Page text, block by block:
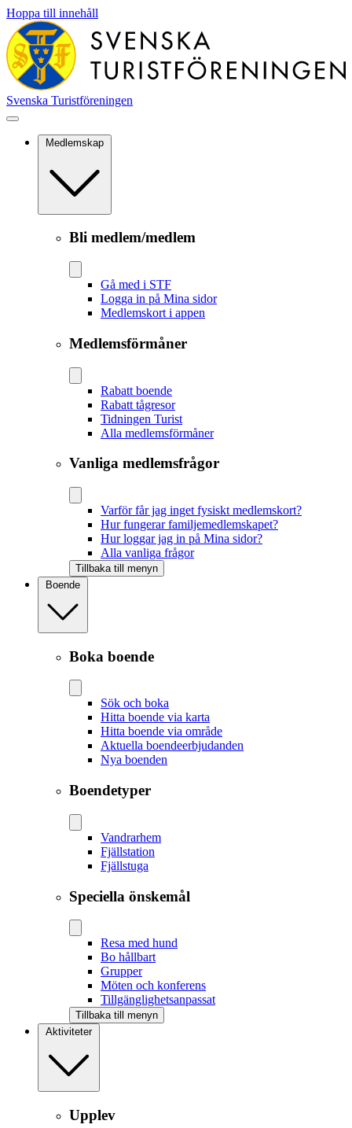
Hoppa till innehåll
Svenska Turistföreningen
Medlemskap
Bli medlem/medlem
Gå med i STF
Logga in på Mina sidor
Medlemskort i appen
Medlemsförmåner
Rabatt boende
Rabatt tågresor
Tidningen Turist
Alla medlemsförmåner
Vanliga medlemsfrågor
Varför får jag inget fysiskt medlemskort?
Hur fungerar familjemedlemskapet?
Hur loggar jag in på Mina sidor?
Alla vanliga frågor
Tillbaka till menyn
Boende
Boka boende
Sök och boka
Hitta boende via karta
Hitta boende via område
Aktuella boendeerbjudanden
Nya boenden
Boendetyper
Vandrarhem
Fjällstation
Fjällstuga
Speciella önskemål
Resa med hund
Bo hållbart
Grupper
Möten och konferens
Tillgänglighetsanpassat
Tillbaka till menyn
Aktiviteter
Upplev